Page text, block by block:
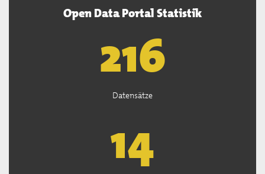
Open Data Portal Statistik
219
Datensätze
14